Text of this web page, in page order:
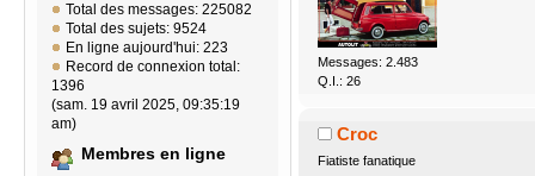
Total des messages: 225082
Total des sujets: 9524
En ligne aujourd'hui: 223
Record de connexion total:
1396
(sam. 19 avril 2025, 09:35:19
am)
Membres en ligne
Messages: 2.483
Q.I.: 26
Croc
Fiatiste fanatique